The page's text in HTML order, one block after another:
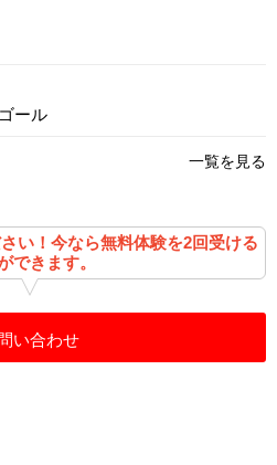
ール
一覧を見る
い！今なら無料体験を2回受ける
できます。
い合わせ